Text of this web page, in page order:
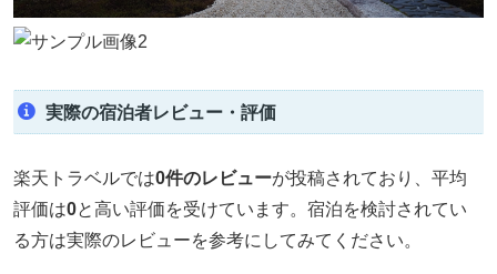
実際の宿泊者レビュー・評価
楽天トラベルでは0件のレビューが投稿されており、平均
評価は0と高い評価を受けています。宿泊を検討されてい
る方は実際のレビューを参考にしてみてください。